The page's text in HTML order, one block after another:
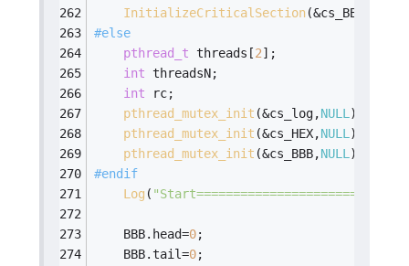
InitializeCriticalSection(&cs_BBB );
#else
pthread_t threads[2];
int threadsN;
int rc;
pthread_mutex_init (&cs_log,NULL);
pthread_mutex_init (&cs_HEX,NULL);
pthread_mutex_init (&cs_BBB,NULL);
#endif
Log (
    BBB.head=
0;
    BBB.tail=
0;